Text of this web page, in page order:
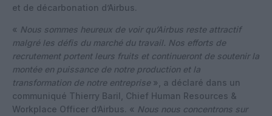
et de décarbonation d’Airbus.
« Nous sommes heureux de voir qu’Airbus reste attractif
malgré les défis du marché du travail. Nos efforts de
recrutement portent leurs fruits et continueront de soutenir la
montée en puissance de notre production et la
transformation de notre entreprise », a déclaré dans un
communiqué Thierry Baril, Chief Human Resources &
Workplace Officer d’Airbus. « Nous nous concentrons sur